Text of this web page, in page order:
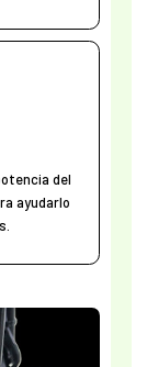
del
ayudarlo